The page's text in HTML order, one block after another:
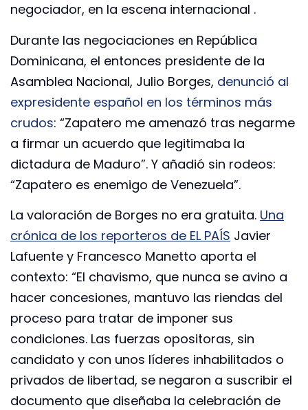
negociador, en la escena internacional .
Durante las negociaciones en República
Dominicana, el entonces presidente de la
Asamblea Nacional, Julio Borges, denunció al
expresidente español en los términos más
crudos: “Zapatero me amenazó tras negarme
a firmar un acuerdo que legitimaba la
dictadura de Maduro”. Y añadió sin rodeos:
“Zapatero es enemigo de Venezuela”.
La valoración de Borges no era gratuita. Una
crónica de los reporteros de EL PAÍS Javier
Lafuente y Francesco Manetto aporta el
contexto: “El chavismo, que nunca se avino a
hacer concesiones, mantuvo las riendas del
proceso para tratar de imponer sus
condiciones. Las fuerzas opositoras, sin
candidato y con unos líderes inhabilitados o
privados de libertad, se negaron a suscribir el
documento que diseñaba la celebración de